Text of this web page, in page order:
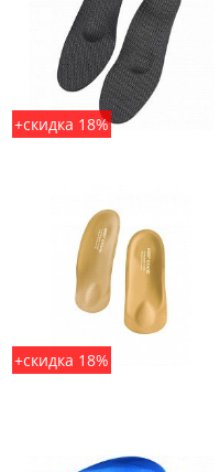
+скидка 18%
+скидка 18%